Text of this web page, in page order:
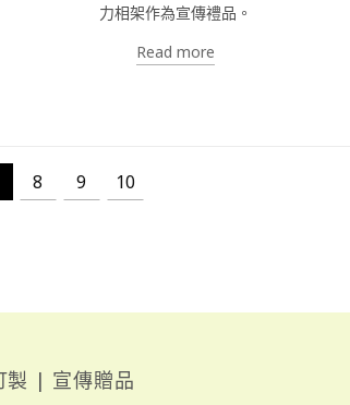
力相架作為宣傳禮品。
Read more
8 9
10
製 | 宣傳贈品